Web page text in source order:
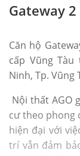
Gateway
Căn hộ
cấp Vũng
Ninh, Tp. Vũng
Nội thất AGO
cư theo phong
hiện đại với
trí vẫn đảm